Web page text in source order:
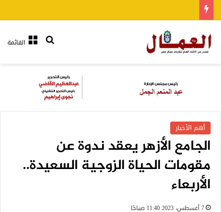
القائمةبحث عن
أهم الأخبار
الجامع الأزهر يعقد ندوة عن
مقومات الحياة الزوجية السعيدة..
الأربعاء
7 أغسطس، 2023 11:40 صباحًا